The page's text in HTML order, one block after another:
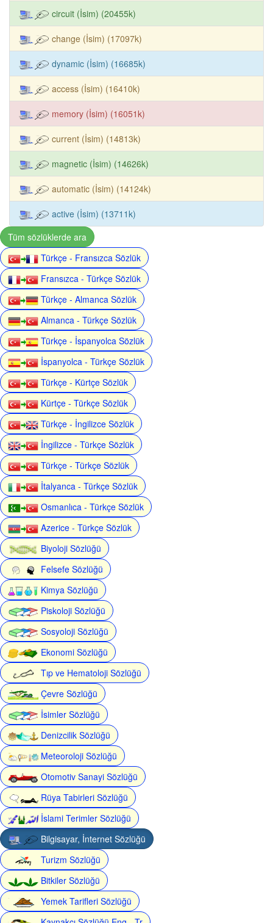
circuit (İsim) (20455k)
change (İsim) (17097k)
dynamic (İsim) (16685k)
access (İsim) (16410k)
memory (İsim) (16051k)
current (İsim) (14813k)
magnetic (İsim) (14626k)
automatic (İsim) (14124k)
active (İsim) (13711k)
Tüm sözlüklerde ara
Türkçe - Fransızca Sözlük
Fransızca - Türkçe Sözlük
Türkçe - Almanca Sözlük
Almanca - Türkçe Sözlük
Türkçe - İspanyolca Sözlük
İspanyolca - Türkçe Sözlük
Türkçe - Kürtçe Sözlük
Kürtçe - Türkçe Sözlük
Türkçe - İngilizce Sözlük
İngilizce - Türkçe Sözlük
Türkçe - Türkçe Sözlük
İtalyanca - Türkçe Sözlük
Osmanlıca - Türkçe Sözlük
Azerice - Türkçe Sözlük
Biyoloji Sözlüğü
Felsefe Sözlüğü
Kimya Sözlüğü
Piskoloji Sözlüğü
Sosyoloji Sözlüğü
Ekonomi Sözlüğü
Tıp ve Hematoloji Sözlüğü
Çevre Sözlüğü
İsimler Sözlüğü
Denizcilik Sözlüğü
Meteoroloji Sözlüğü
Otomotiv Sanayi Sözlüğü
Rüya Tabirleri Sözlüğü
İslami Terimler Sözlüğü
Bilgisayar, İnternet Sözlüğü
Turizm Sözlüğü
Bitkiler Sözlüğü
Yemek Tarifleri Sözlüğü